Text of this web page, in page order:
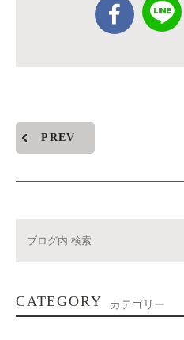
PREV
CATEGORY カテゴリー